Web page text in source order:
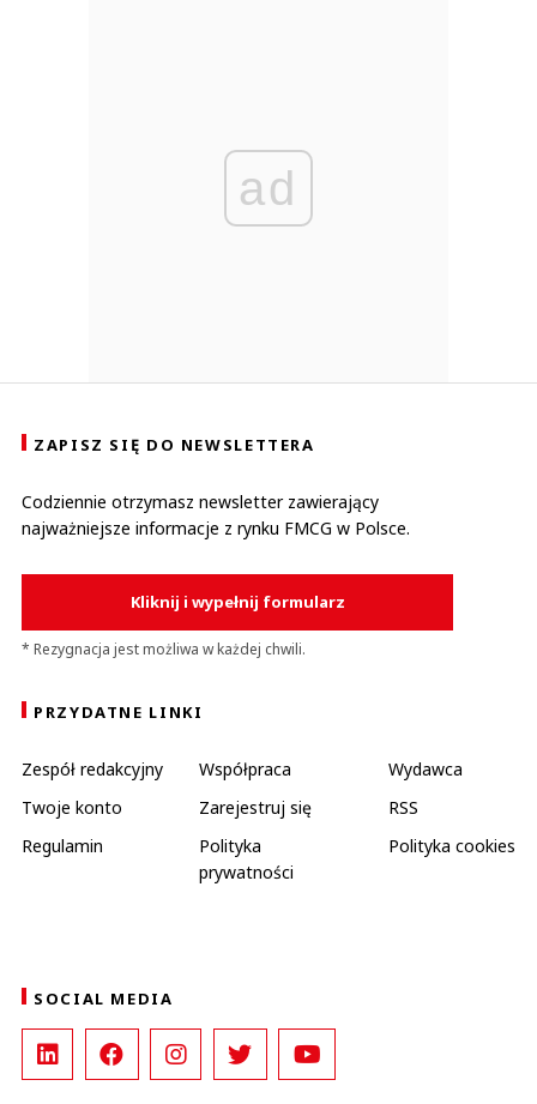
ad
ZAPISZ SIĘ DO NEWSLETTERA
Codziennie otrzymasz newsletter zawierający
najważniejsze informacje z rynku FMCG w Polsce.
Kliknij i wypełnij formularz
* Rezygnacja jest możliwa w każdej chwili.
PRZYDATNE LINKI
Zespół redakcyjny Współpraca
Wydawca
Twoje konto
Zarejestruj się
RSS
Regulamin
Polityka
prywatności
Polityka cookies
SOCIAL MEDIA